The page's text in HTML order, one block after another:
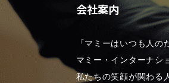
会社案内
「マミーはいつも人
マミー・インターナシ
私たちの笑顔が関わる